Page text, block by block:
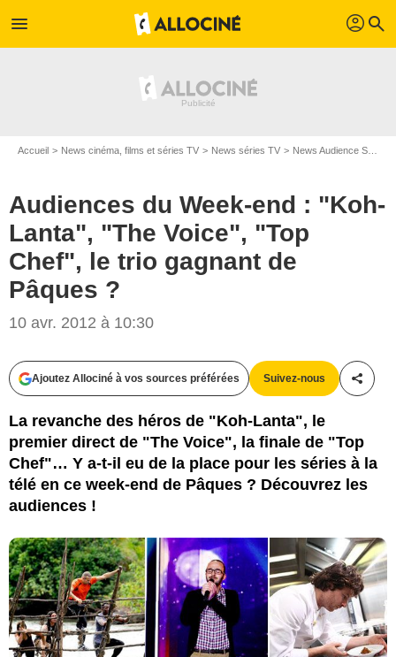
menu profil search
Accueil News cinéma, films et séries TV News séries TV News Audience Séries TV
Audiences du Week-end : "Koh-
Lanta", "The Voice", "Top
Chef", le trio gagnant de
Pâques ?
10 avr. 2012 à 10:30
Ajoutez Allociné à vos sources préférées Suivez-nous
La revanche des héros de "Koh-Lanta", le
premier direct de "The Voice", la finale de "Top
Chef"… Y a-t-il eu de la place pour les séries à la
télé en ce week-end de Pâques ? Découvrez les
audiences !